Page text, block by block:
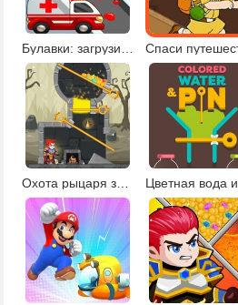
Охота рыцаря за сокровищами